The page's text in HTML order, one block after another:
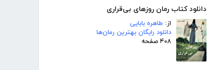
دانلود کتاب رمان روزهای بی‌قراری
از: طاهره بابایی
دانلود رایگان بهترین رمان‌ها
۴۰۸ صفحه